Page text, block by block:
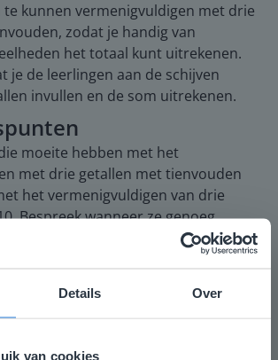
Details Over
van cookies
te kunnen vermenigvuldigen met drie
zodat je handig van
het totaal kunt uitrekenen.
je de leerlingen aan de schijven
invullen en de som uitrekenen.
moeite hebben met het
met drie getallen met tienvouden
het vermenigvuldigen van drie
Bespreek wanneer ze genoeg
met drie getallen onder 10, de
hulpsom met de leerlingen. Maak het
te geven.